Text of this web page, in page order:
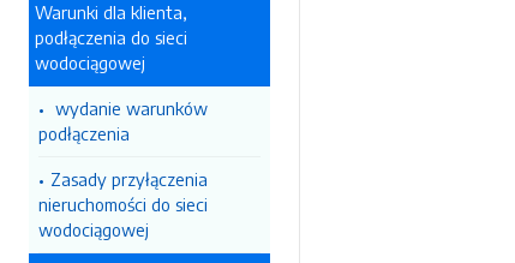
Warunki dla klienta,
podłączenia do sieci
wodociągowej
wydanie warunków
podłączenia
Zasady przyłączenia
nieruchomości do sieci
wodociągowej